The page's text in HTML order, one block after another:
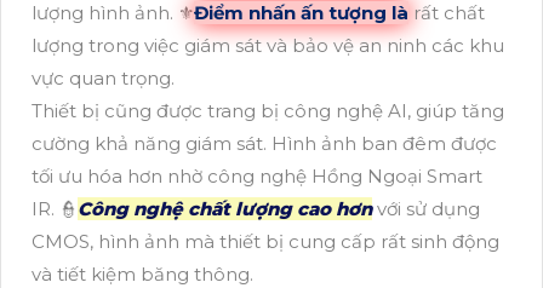
lượng hình ảnh. ⚜️Điểm nhấn ấn tượng là rất chất
lượng trong việc giám sát và bảo vệ an ninh các khu
vực quan trọng.
Thiết bị cũng được trang bị công nghệ AI, giúp tăng
cường khả năng giám sát. Hình ảnh ban đêm được
tối ưu hóa hơn nhờ công nghệ Hồng Ngoại Smart
IR. 👮 Công nghệ chất lượng cao hơnvới sử dụng
CMOS, hình ảnh mà thiết bị cung cấp rất sinh động
và tiết kiệm băng thông.